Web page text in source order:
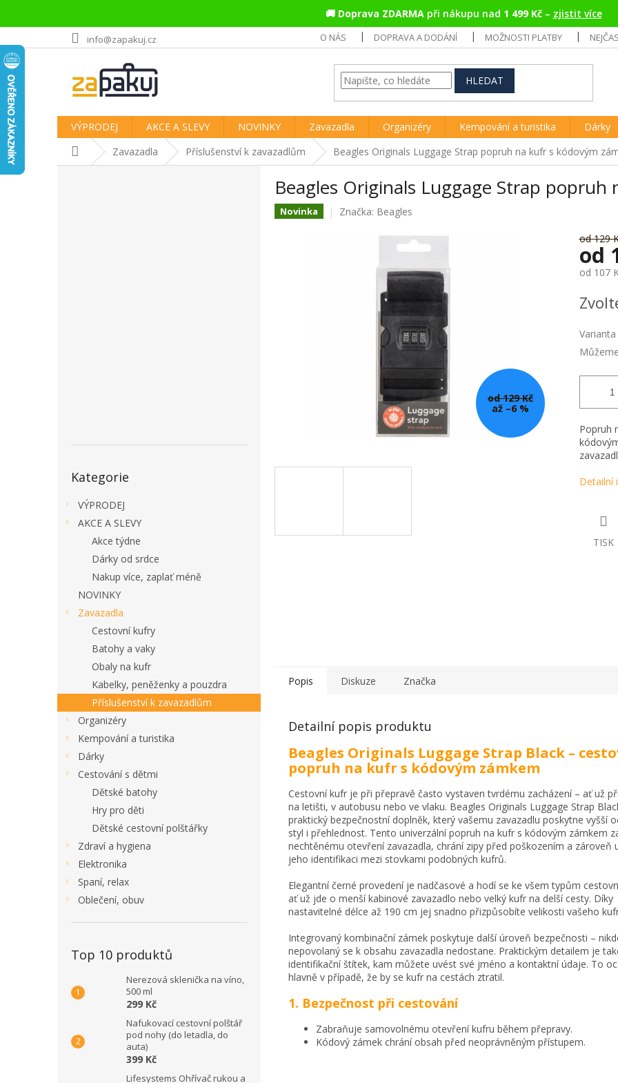
🚚 Doprava ZDARMApři nákupu nad 1 499 Kč– zjistit více
na
obsah
info@zapakuj.cz O NÁS DOPRAVA A DODÁNÍ MOŽNOSTI PLATBY
HLEDAT
VÝPRODEJ AKCE A SLEVY NOVINKY Zavazadla Organizéry Kempování a turistika Dárky
Domů Zavazadla Příslušenství k zavazadlům Beagles Originals Luggage Strap popruh na kufr s kódovým
kategorie
Kategorie
VÝPRODEJ
AKCE A SLEVY
Akce týdne
Dárky od srdce
Nakup více, zaplať méně
NOVINKY
Zavazadla
Cestovní kufry
Batohy a vaky
Obaly na kufr
Kabelky, peněženky a pouzdra
Příslušenství k zavazadlům
Organizéry
Kempování a turistika
Dárky
Cestování s dětmi
Dětské batohy
Hry pro děti
Dětské cestovní polštářky
Zdraví a hygiena
Elektronika
Spaní, relax
Oblečení, obuv
Top 10 produktů
Nerezová sklenička na víno,
500 ml
299 Kč
Nafukovací cestovní polštář
pod nohy (do letadla, do
auta)
399 Kč
Lifesystems Ohřívač rukou a
Beagles Originals Luggage Strap
Novinka Značka: Beagles
od 129 Kč
až –6 %
od 129
od
od 107
cena:
Varianta
Popruh
Detailní
TISK
Popis Diskuze Značka
Detailní popis produktu
Beagles Originals Luggage Strap Black –
popruh na kufr s kódovým zámkem
Cestovní kufr je při přepravě často vystaven tvrdému zacházení – ať už
na letišti, v autobusu nebo ve vlaku. Beagles Originals Luggage Strap
praktický bezpečnostní doplněk, který vašemu zavazadlu poskytne vyšší
styl i přehlednost. Tento univerzální popruh na kufr s kódovým zámkem
nechtěnému otevření zavazadla, chrání zipy před poškozením a zároveň
jeho identifikaci mezi stovkami podobných kufrů.
Elegantní černé provedení je nadčasové a hodí se ke všem typům
ať už jde o menší kabinové zavazadlo nebo velký kufr na delší cesty. Díky
nastavitelné délce až 190 cm jej snadno přizpůsobíte velikosti vašeho
Integrovaný kombinační zámek poskytuje další úroveň bezpečnosti –
nepovolaný se k obsahu zavazadla nedostane. Praktickým detailem je
identifikační štítek, kam můžete uvést své jméno a kontaktní údaje. To
hlavně v případě, že by se kufr na cestách ztratil.
1. Bezpečnost při cestování
Zabraňuje samovolnému otevření kufru během přepravy.
Kódový zámek chrání obsah před neoprávněným přístupem.